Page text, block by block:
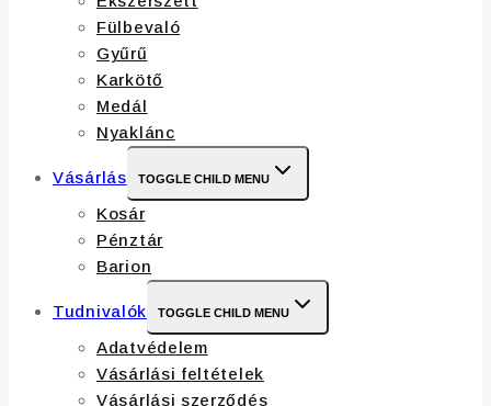
Fülbevaló
Gyűrű
Karkötő
Medál
Nyaklánc
Vásárlás TOGGLE CHILD MENU
Kosár
Pénztár
Barion
Tudnivalók TOGGLE CHILD MENU
Adatvédelem
Vásárlási feltételek
Vásárlási szerződés